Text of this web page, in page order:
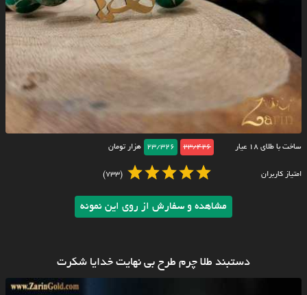
ساخت با طلای ۱۸ عیار 23/426
23/326 هزار تومان
امتیاز کاربران (733)
مشاهده و سفارش از روی این نمونه
دستبند طلا چرم طرح بی نهایت خدایا شکرت